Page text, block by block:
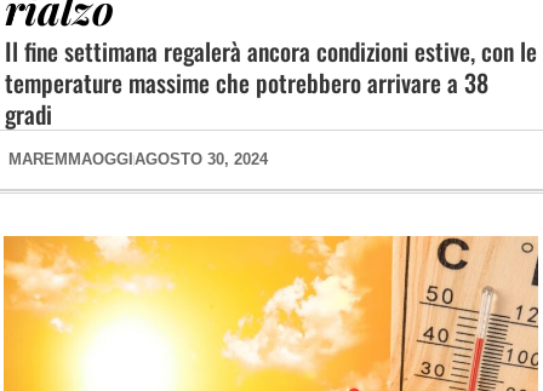
Il fine settimana regalerà ancora condizioni estive, con le
temperature massime che potrebbero arrivare a 38
gradi
MAREMMAOGGI AGOSTO 30, 2024